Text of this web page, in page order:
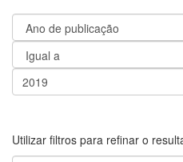
Utilizar filtros para refinar o